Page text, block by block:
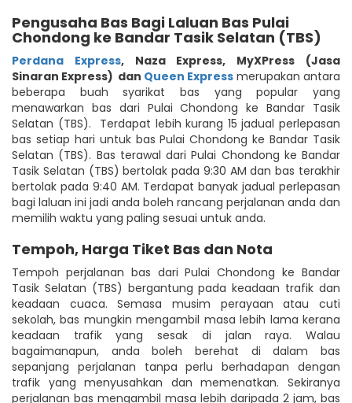
Pengusaha Bas Bagi Laluan Bas Pulai
Chondong ke Bandar Tasik Selatan (TBS)
Perdana Express, Naza Express, MyXPress (Jasa
Sinaran Express) dan Queen Express merupakan antara
beberapa buah syarikat bas yang popular yang
menawarkan bas dari Pulai Chondong ke Bandar Tasik
Selatan (TBS). Terdapat lebih kurang 15 jadual perlepasan
bas setiap hari untuk bas Pulai Chondong ke Bandar Tasik
Selatan (TBS). Bas terawal dari Pulai Chondong ke Bandar
Tasik Selatan (TBS) bertolak pada 9:30 AM dan bas terakhir
bertolak pada 9:40 AM. Terdapat banyak jadual perlepasan
bagi laluan ini jadi anda boleh rancang perjalanan anda dan
memilih waktu yang paling sesuai untuk anda.
Tempoh, Harga Tiket Bas dan Nota
Tempoh perjalanan bas dari Pulai Chondong ke Bandar
Tasik Selatan (TBS) bergantung pada keadaan trafik dan
keadaan cuaca. Semasa musim perayaan atau cuti
sekolah, bas mungkin mengambil masa lebih lama kerana
keadaan trafik yang sesak di jalan raya. Walau
bagaimanapun, anda boleh berehat di dalam bas
sepanjang perjalanan tanpa perlu berhadapan dengan
trafik yang menyusahkan dan memenatkan. Sekiranya
perjalanan bas mengambil masa lebih daripada 2 jam, bas